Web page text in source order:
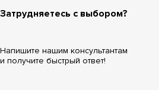
Затрудняетесь с выбором?
Напишите нашим консультантам
и получите быстрый ответ!